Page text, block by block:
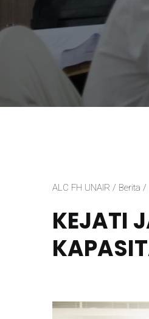
ALC FH UNAIR / Berita
KEJATI